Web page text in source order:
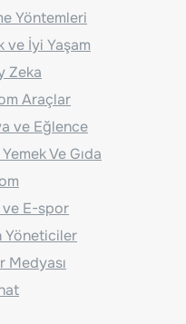
Yöntemleri
ve İyi Yaşam
Zeka
Araçlar
ve Eğlence
Ve Gıda
ve E-spor
Yöneticiler
Medyası